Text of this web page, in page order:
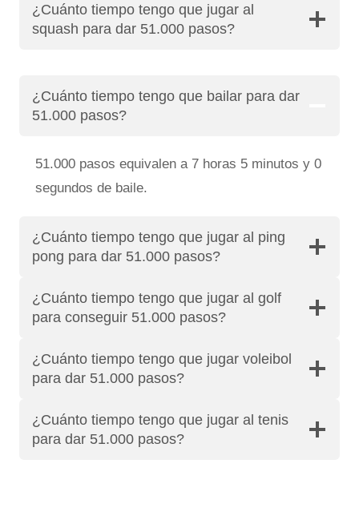
¿Cuánto tiempo tengo que jugar al
squash para dar 51.000 pasos?
¿Cuánto tiempo tengo que bailar para dar
51.000 pasos?
51.000 pasos equivalen a 7 horas 5 minutos y 0
segundos de baile.
¿Cuánto tiempo tengo que jugar al ping
pong para dar 51.000 pasos?
¿Cuánto tiempo tengo que jugar al golf
para conseguir 51.000 pasos?
¿Cuánto tiempo tengo que jugar voleibol
para dar 51.000 pasos?
¿Cuánto tiempo tengo que jugar al tenis
para dar 51.000 pasos?